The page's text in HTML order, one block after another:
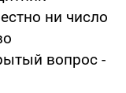
ни число
вопрос -